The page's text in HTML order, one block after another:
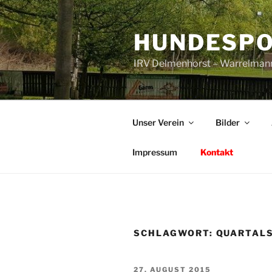
Zum
Inhalt
springen
IRV Delmenhorst –
Unser Verein Bilder
Impressum Kontakt
SCHLAGWORT:
VERÖFFENTLICHT
27. AUGUST 2015